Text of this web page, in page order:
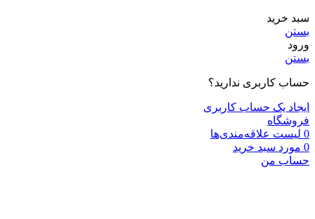
سبد خرید
بستن
ورود
بستن
حساب کاربری ندارید؟
ایجاد یک حساب کاربری
فروشگاه
0 لیست علاقه‌مندی‌ها
0 مورد سبد خرید
حساب من